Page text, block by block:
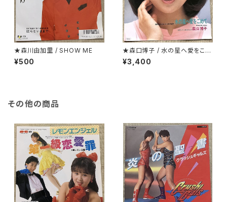
★森川由加里 / SHOW ME
¥500
★森口博子 / 水の星へ愛をこめ
て
¥3,400
その他の商品